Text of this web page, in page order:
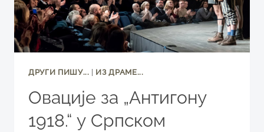
ТОРБИЦЕ
ДРУГИ ПИШУ... ИЗ ДРАМЕ...
Овације за „Антигону
1918.“ у Српском